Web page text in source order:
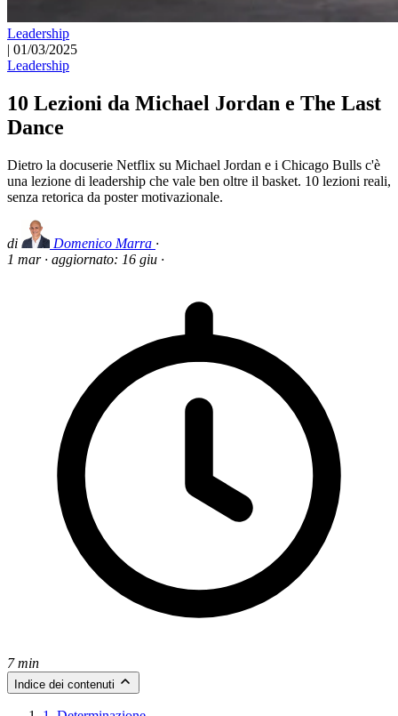
Leadership
| 01/03/2025
Leadership
10 Lezioni da Michael Jordan e The Last
Dance
Dietro la docuserie Netflix su Michael Jordan e i Chicago Bulls c'è
una lezione di leadership che vale ben oltre il basket. 10 lezioni reali,
senza retorica da poster motivazionale.
di Domenico Marra ·
1 mar · aggiornato: 16 giu ·
7 min
Indice dei contenuti